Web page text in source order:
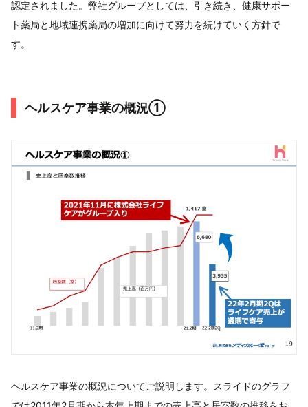
認定されました。弊社グループとしては、引き続き、健康サポー
ト薬局と地域連携薬局の増加に向けて努力を続けていく方針で
す。
ヘルスケア事業の概況①
ヘルスケア事業の概況についてご説明します。スライドのグラフ